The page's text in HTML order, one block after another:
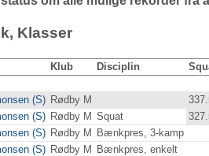
Klasser
Klub Disciplin
(S) Rødby M
(S) Rødby M Squat
(S) Rødby M
Bænkpres, 3-kamp
(S) Rødby M Bænkpres, enkelt